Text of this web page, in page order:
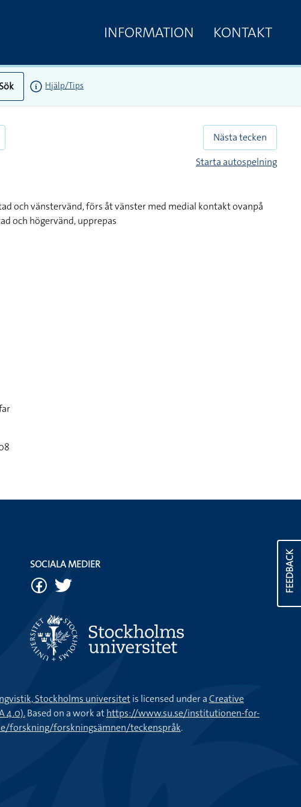
INFORMATION KONTAKT
Sök Hjälp/Tips
Nästa tecken
Starta autospelning
och vänstervänd, förs åt vänster med medial kontakt ovanpå
och högervänd, upprepas
FEEDBACK
SOCIALA MEDIER
Stockholms universitetis licensed under aCreative
4.0).Based on a work athttps://www.su.se/institutionen-for-
forskning/forskningsämnen/teckenspråk.